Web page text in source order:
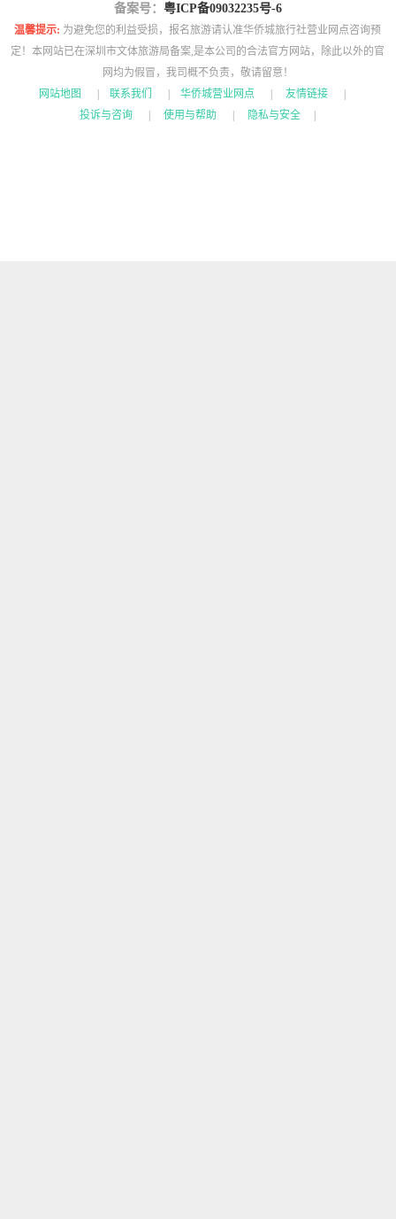
备案号： 粤ICP备09032235号-6
温馨提示: 为避免您的利益受损，报名旅游请认准华侨城旅行社营业网点咨询预
定！本网站已在深圳市文体旅游局备案,是本公司的合法官方网站，除此以外的官
网均为假冒，我司概不负责，敬请留意！
网站地图
|联系我们 |华侨城营业网点 |友情链接
投诉与咨询
|使用与帮助 隐私与安全